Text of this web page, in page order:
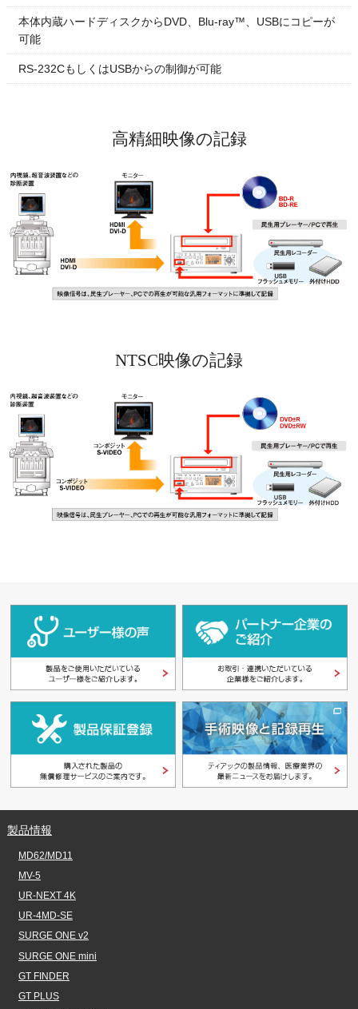
本体内蔵ハードディスクからDVD、Blu-ray™、USBにコピーが
可能
RS-232CもしくはUSBからの制御が可能
高精細映像の記録
NTSC映像の記録
製品情報
MD62/MD11
MV-5
UR-NEXT 4K
UR-4MD-SE
SURGE ONE v2
SURGE ONE mini
GT FINDER
GT PLUS